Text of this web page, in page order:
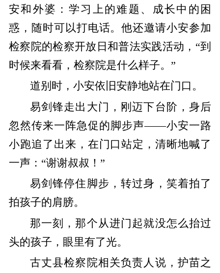
安和外婆：学习上的难题、成长中的困
惑，随时可以打电话。他还邀请小安参加
检察院的检察开放日和普法实践活动，“到
时候来看看，检察院是什么样子。”
道别时，小安依旧安静地站在门口。
易剑锋走出大门，刚迈下台阶，身后
忽然传来一阵急促的脚步声——小安一路
小跑追了出来，在门口站定，清晰地喊了
一声：“谢谢叔叔！”
易剑锋停住脚步，转过身，笑着拍了
拍孩子的肩膀。
那一刻，那个从进门起就没怎么抬过
头的孩子，眼里有了光。
古丈县检察院相关负责人说，护苗之